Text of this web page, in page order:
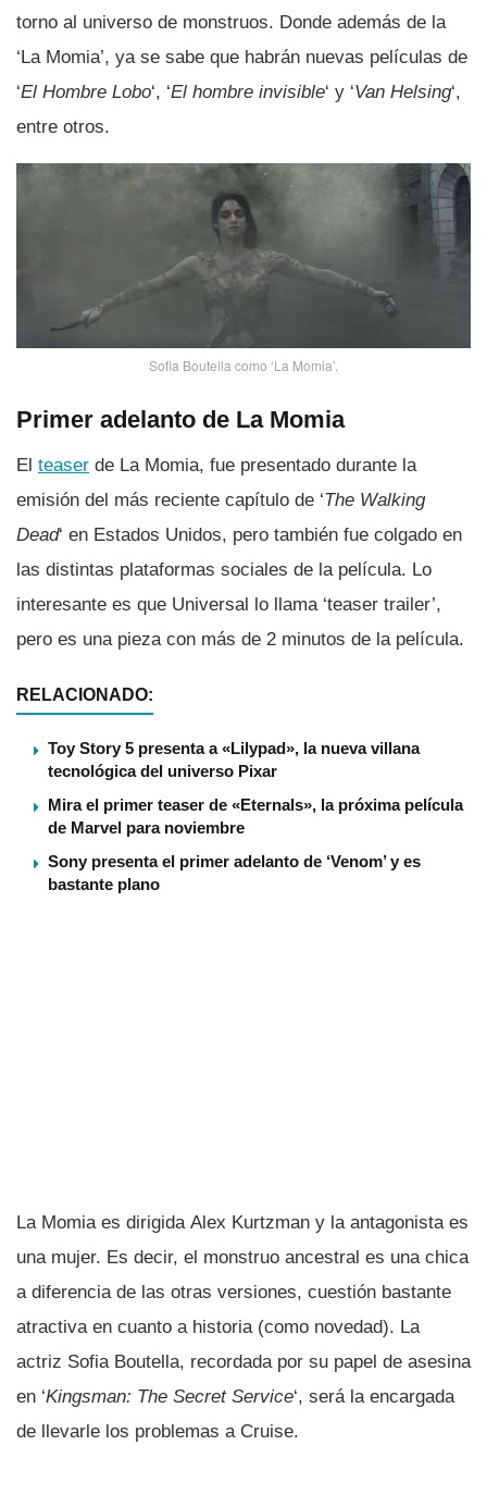
torno al universo de monstruos. Donde además de la
‘La Momia’, ya se sabe que habrán nuevas pelí­culas de
‘El Hombre Lobo‘, ‘El hombre invisible‘ y ‘Van Helsing‘,
entre otros.
Sofia Boutella como ‘La Momia’.
Primer adelanto de La Momia
El teaser de La Momia, fue presentado durante la
emisión del más reciente capí­tulo de ‘The Walking
Dead‘ en Estados Unidos, pero también fue colgado en
las distintas plataformas sociales de la pelí­cula. Lo
interesante es que Universal lo llama ‘teaser trailer’,
pero es una pieza con más de 2 minutos de la pelí­cula.
RELACIONADO:
Toy Story 5 presenta a «Lilypad», la nueva villana
tecnológica del universo Pixar
Mira el primer teaser de «Eternals», la próxima película
de Marvel para noviembre
Sony presenta el primer adelanto de ‘Venom’ y es
bastante plano
La Momia es dirigida Alex Kurtzman y la antagonista es
una mujer. Es decir, el monstruo ancestral es una chica
a diferencia de las otras versiones, cuestión bastante
atractiva en cuanto a historia (como novedad). La
actriz Sofia Boutella, recordada por su papel de asesina
en ‘Kingsman: The Secret Service‘, será la encargada
de llevarle los problemas a Cruise.